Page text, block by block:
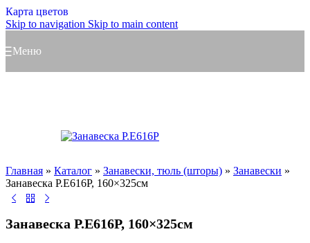
Карта цветов
Skip to navigation Skip to main content
Меню
Главная » Каталог » Занавески, тюль (шторы) » Занавески »
Занавеска Р.Е616Р, 160×325см
Занавеска Р.Е616Р, 160×325см